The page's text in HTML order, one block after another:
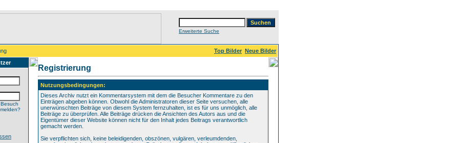
Erweiterte Suche
Top Bilder Neue Bilder
Registrierung
Nutzungsbedingungen:
Dieses Archiv nutzt ein Kommentarsystem mit dem die Besucher Kommentare zu den
Einträgen abgeben können. Obwohl die Administratoren dieser Seite versuchen, alle
unerwünschten Beiträge von diesem System fernzuhalten, ist es für uns unmöglich, alle
Beiträge zu überprüfen. Alle Beiträge drücken die Ansichten des Autors aus und die
Eigentümer dieser Website können nicht für den Inhalt jedes Beitrags verantwortlich
gemacht werden.
Sie verpflichten sich, keine beleidigenden, obszönen, vulgären, verleumdenden,